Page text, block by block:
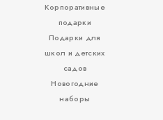
Корпоративные
подарки
Подарки для
школ и детских
садов
Новогодние
наборы